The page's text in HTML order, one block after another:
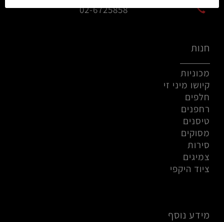
02-6725858
חנות
מכוניות
קיושו מיני זי
חלפים
רחפנים
טיסנים
מסוקים
סירות
צמיגים
ציוד היקפי
מידע נוסף